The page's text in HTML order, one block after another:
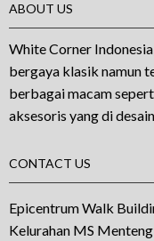
ABOUT US
White Corner
bergaya klasik namun
berbagai macam
aksesoris yang di
CONTACT US
Epicentrum Walk
Kelurahan MS